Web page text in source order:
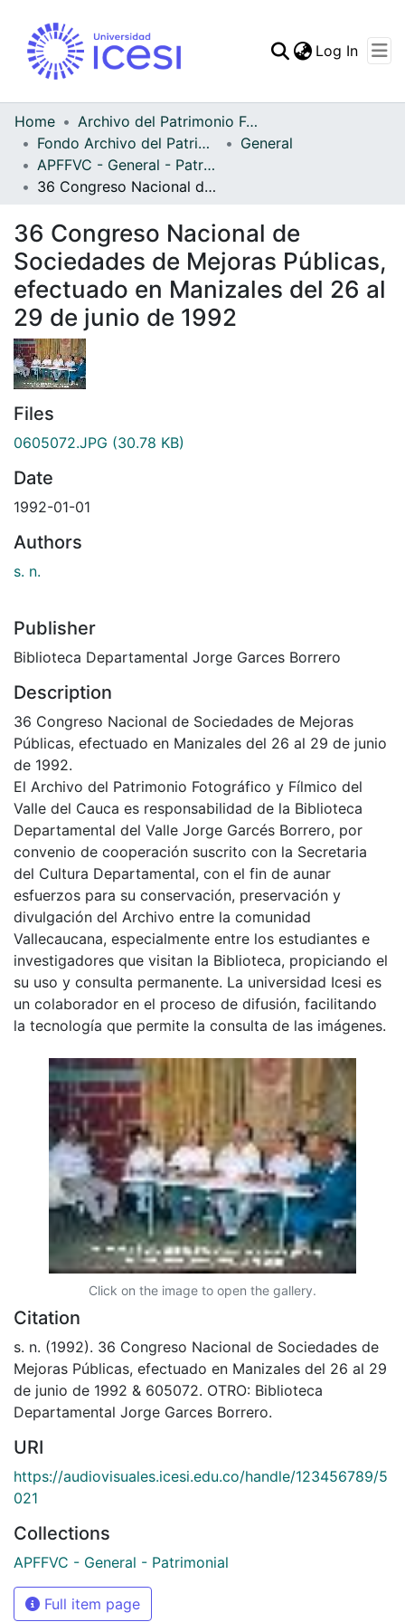
Statistics
Log In
Home
Archivo del Patrimonio Fotográfico y Fílmico del Valle del Cauca
Fondo Archivo del Patrimonio Fotográfico y Fílmico del Valle del Cauca
General
APFFVC - General - Patrimonial
36 Congreso Nacional de Sociedades de Mejoras Públicas, efectuado en Manizales del 26 al 29 de junio de 1992
36 Congreso Nacional de
Sociedades de Mejoras Públicas,
efectuado en Manizales del 26 al
29 de junio de 1992
Files
0605072.JPG (30.78 KB)
Date
1992-01-01
Authors
s. n.
Publisher
Biblioteca Departamental Jorge Garces Borrero
Description
36 Congreso Nacional de Sociedades de Mejoras
Públicas, efectuado en Manizales del 26 al 29 de junio
de 1992.
El Archivo del Patrimonio Fotográfico y Fílmico del
Valle del Cauca es responsabilidad de la Biblioteca
Departamental del Valle Jorge Garcés Borrero, por
convenio de cooperación suscrito con la Secretaria
del Cultura Departamental, con el fin de aunar
esfuerzos para su conservación, preservación y
divulgación del Archivo entre la comunidad
Vallecaucana, especialmente entre los estudiantes e
investigadores que visitan la Biblioteca, propiciando el
su uso y consulta permanente. La universidad Icesi es
un colaborador en el proceso de difusión, facilitando
la tecnología que permite la consulta de las imágenes.
Click on the image to open the gallery.
Citation
s. n. (1992). 36 Congreso Nacional de Sociedades de
Mejoras Públicas, efectuado en Manizales del 26 al 29
de junio de 1992 & 605072. OTRO: Biblioteca
Departamental Jorge Garces Borrero.
URI
https://audiovisuales.icesi.edu.co/handle/123456789/5
021
Collections
APFFVC - General - Patrimonial
Full item page